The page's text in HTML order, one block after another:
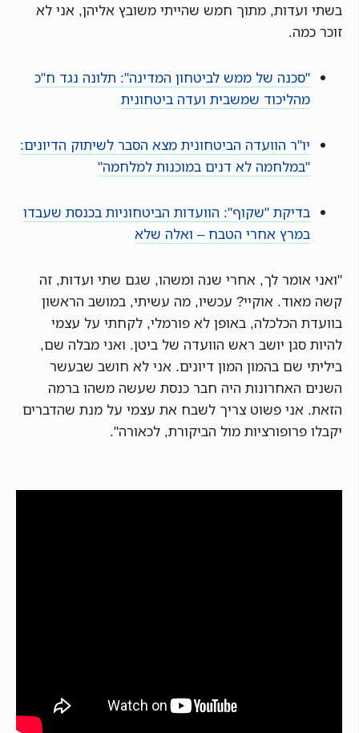
בשתי ועדות, מתוך חמש שהייתי משובץ אליהן, אני לא
זוכר כמה.
"סכנה של ממש לביטחון המדינה": תלונה נגד ח"כ
מהליכוד שמשבית ועדה ביטחונית
יו"ר הוועדה הביטחונית מצא הסבר לשיתוק הדיונים:
"במלחמה לא דנים במוכנות למלחמה"
בדיקת "שקוף": הוועדות הביטחוניות בכנסת שעבדו
במרץ אחרי הטבח – ואלה שלא
"ואני אומר לך, אחרי שנה ומשהו, שגם שתי ועדות, זה
קשה מאוד. אוקיי? עכשיו, מה עשיתי, במושב הראשון
בוועדת הכלכלה, באופן לא פורמלי, לקחתי על עצמי
להיות סגן יושב ראש הוועדה של ביטן. ואני מבלה שם,
ביליתי שם בהמון המון דיונים. אני לא חושב שבעשר
השנים האחרונות היה חבר כנסת שעשה משהו ברמה
הזאת. אני פשוט צריך לשבח את עצמי על מנת שהדברים
יקבלו פרופורציות מול הביקורת, לכאורה".